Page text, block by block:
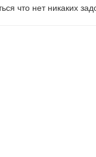
что нет никаких